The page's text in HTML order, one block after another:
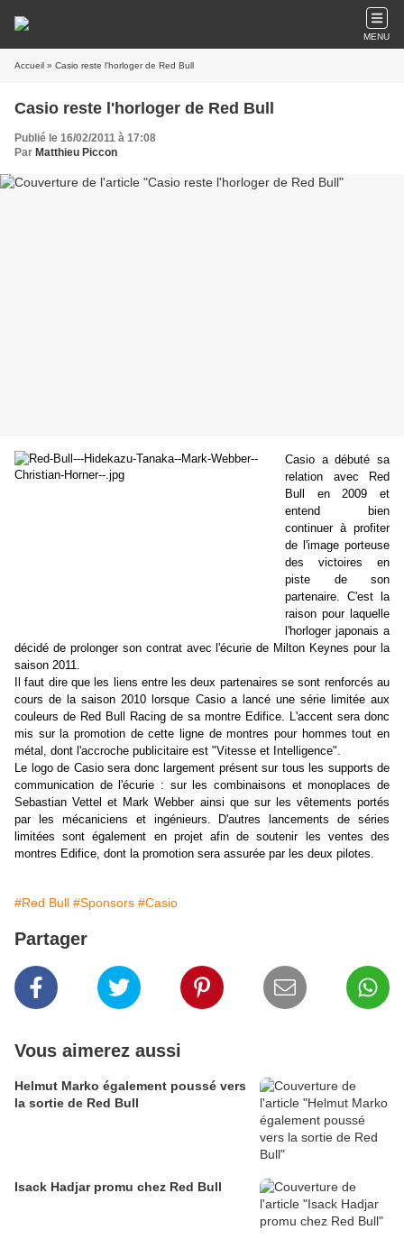
MENU
Accueil » Casio reste l'horloger de Red Bull
Casio reste l'horloger de Red Bull
Publié le 16/02/2011 à 17:08
Par Matthieu Piccon
Casio a débuté sa
relation avec Red
Bull en 2009 et
entend bien
continuer à profiter
de l'image porteuse
des victoires en
piste de son
partenaire. C'est la
raison pour laquelle
l'horloger japonais a
décidé de prolonger son contrat avec l'écurie de Milton Keynes pour la
saison 2011.
Il faut dire que les liens entre les deux partenaires se sont renforcés au
cours de la saison 2010 lorsque Casio a lancé une série limitée aux
couleurs de Red Bull Racing de sa montre Edifice. L'accent sera donc
mis sur la promotion de cette ligne de montres pour hommes tout en
métal, dont l'accroche publicitaire est "Vitesse et Intelligence".
Le logo de Casio sera donc largement présent sur tous les supports de
communication de l'écurie : sur les combinaisons et monoplaces de
Sebastian Vettel et Mark Webber ainsi que sur les vêtements portés
par les mécaniciens et ingénieurs. D'autres lancements de séries
limitées sont également en projet afin de soutenir les ventes des
montres Edifice, dont la promotion sera assurée par les deux pilotes.
#Red Bull #Sponsors #Casio
Partager
Vous aimerez aussi
Helmut Marko également poussé vers
la sortie de Red Bull
Isack Hadjar promu chez Red Bull